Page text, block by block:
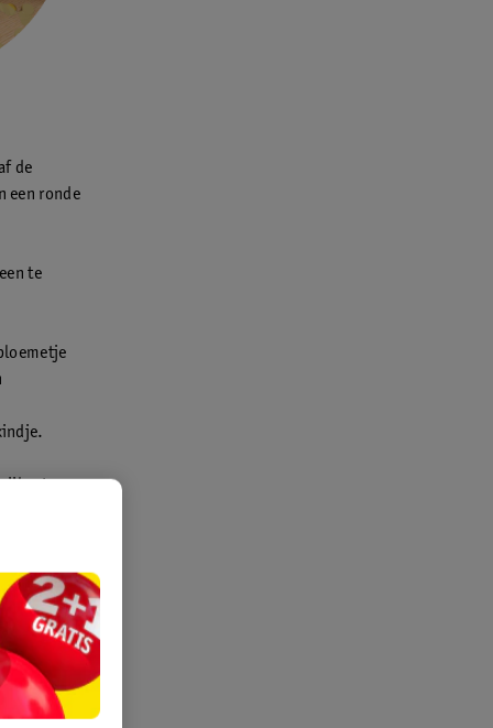
de
een ronde
te
een
papier of